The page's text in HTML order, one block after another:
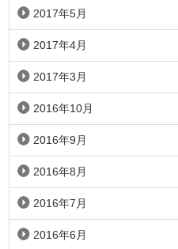
2017年5月
2017年4月
2017年3月
2016年10月
2016年9月
2016年8月
2016年7月
2016年6月